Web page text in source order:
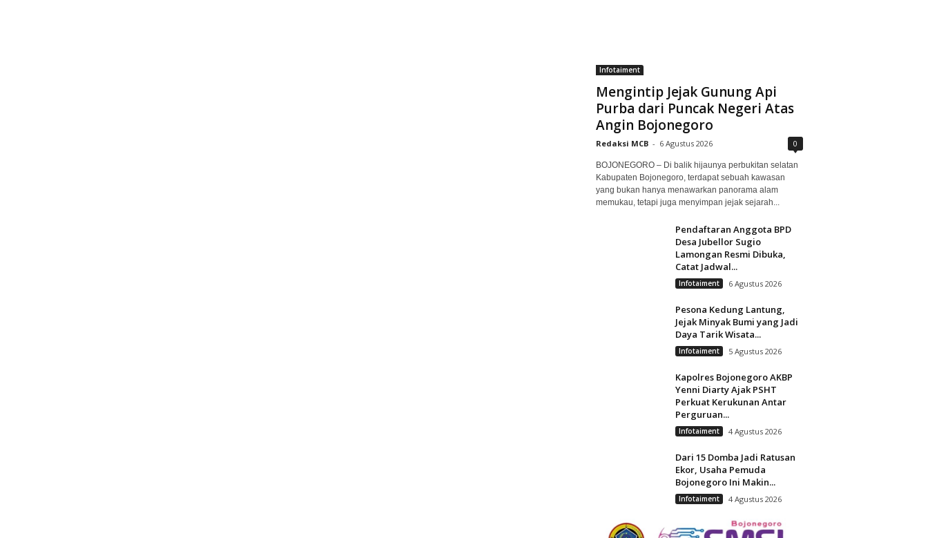
Infotaiment
Mengintip Jejak Gunung Api
Purba dari Puncak Negeri Atas
Angin Bojonegoro
Redaksi MCB - 6 Agustus 2026 0
BOJONEGORO – Di balik hijaunya perbukitan selatan
Kabupaten Bojonegoro, terdapat sebuah kawasan
yang bukan hanya menawarkan panorama alam
memukau, tetapi juga menyimpan jejak sejarah...
Pendaftaran Anggota BPD
Desa Jubellor Sugio
Lamongan Resmi Dibuka,
Catat Jadwal...
Infotaiment 6 Agustus 2026
Pesona Kedung Lantung,
Jejak Minyak Bumi yang Jadi
Daya Tarik Wisata...
Infotaiment 5 Agustus 2026
Kapolres Bojonegoro AKBP
Yenni Diarty Ajak PSHT
Perkuat Kerukunan Antar
Perguruan...
Infotaiment 4 Agustus 2026
Dari 15 Domba Jadi Ratusan
Ekor, Usaha Pemuda
Bojonegoro Ini Makin...
Infotaiment 4 Agustus 2026